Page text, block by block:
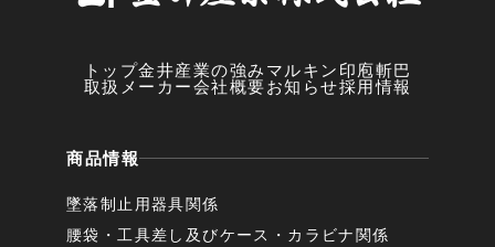
トップ金井産業の強み マルキン印 庖斬巴
取扱メーカー会社概要お知らせ採用情報
商品情報
墜落制止用器具関係
腰袋・工具差し及びケース・カラビナ関係